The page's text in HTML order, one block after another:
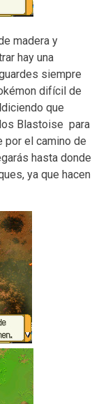
madera y
hay una
siempre
difícil de
diciendo que
Blastoise para
por el camino de
hasta donde
ya que hacen